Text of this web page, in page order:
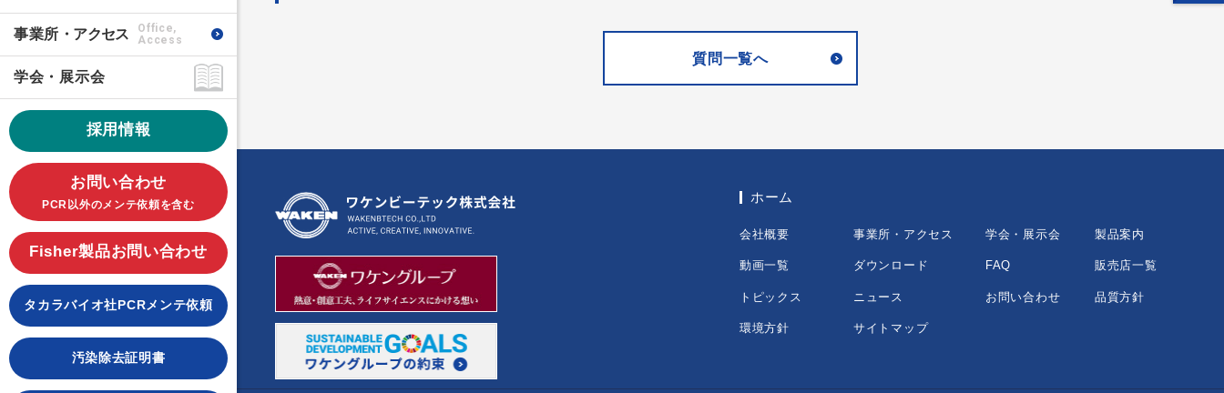
事業所 ・アクセス
Office,
Access
学会・展示会
採用情報
お問い合わせ
PCR以外のメンテ依頼を含む
Fisher製品お問い合わせ
タカラバイオ社PCRメンテ依頼
汚染除去証明書
質問一覧へ
ホーム
会社概要 事業所・アクセス 学会・展示会 製品案内
動画一覧 ダウンロード FAQ 販売店一覧
トピックス ニュース お問い合わせ 品質方針
環境方針 サイトマップ